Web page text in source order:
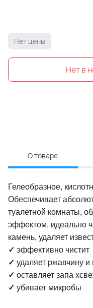
Нет цены
О товаре
Гелеобразное,
Обеспечивает
туалетной комнаты,
эффектом, идеально
камень, удаляет
✓ эффективно чистит
✓ удаляет ржавчину и
✓ оставляет запа
✓ убивает микробы